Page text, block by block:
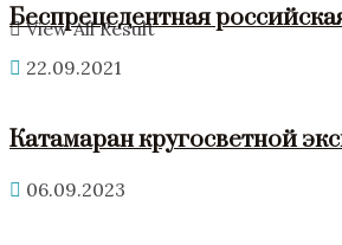
View All Result
Беспрецедентная
22.09.2021
Катамаран кругосветной
06.09.2023